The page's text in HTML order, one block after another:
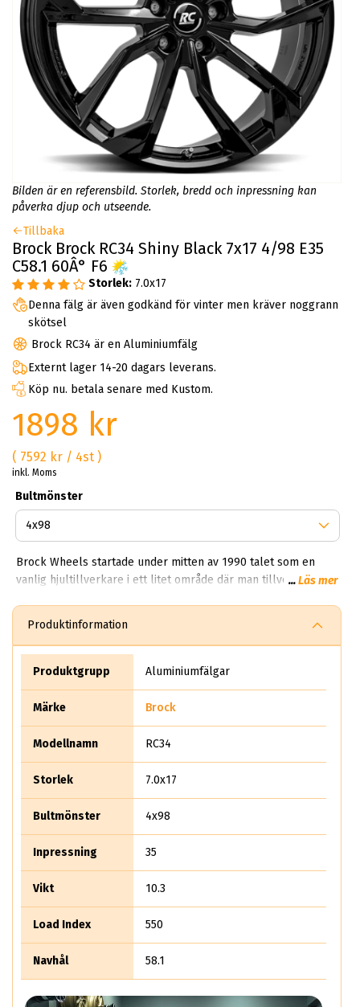
Bilden är en referensbild. Storlek, bredd och inpressning kan
påverka djup och utseende.
Tillbaka
Brock Brock RC34 Shiny Black 7x17 4/98 E35
C58.1 60Â° F6
Storlek: 7.0x17
Denna fälg är även godkänd för vinter men kräver noggrann
skötsel
Brock RC34 är en Aluminiumfälg
Externt lager 14-20 dagars leverans.
Köp nu. betala senare med Kustom.
1898 kr
( 7592 kr / 4st )
inkl. Moms
Bultmönster
Brock Wheels startade under mitten av 1990 talet som en
vanlig hjultillverkare i ett litet område där man tillverkade
850,000 brock fälgar per dag? Helt sjukt!? Första gången vi
fick veta det här vart experterna på ABS Wheels chockade.
Det säljer rent teoretiskt mer än 10 miljoner aluminiumhjul
...Läs mer
Produktinformation
Produktgrupp Aluminiumfälgar
Märke Brock
Modellnamn RC34
Storlek 7.0x17
Bultmönster 4x98
Inpressning 35
Vikt 10.3
Load Index 550
Navhål 58.1